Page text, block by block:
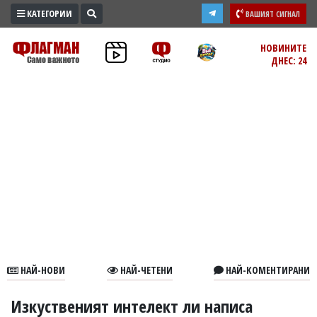
ПРОМО
ЗОНА
В
КАТЕГОРИИ ВАШИЯТ СИГНАЛ
НОВИНИТЕ
ДНЕС: 24
НАЙ-НОВИ НАЙ-ЧЕТЕНИ НАЙ-КОМЕНТИРАНИ
Изкуственият интелект ли написа